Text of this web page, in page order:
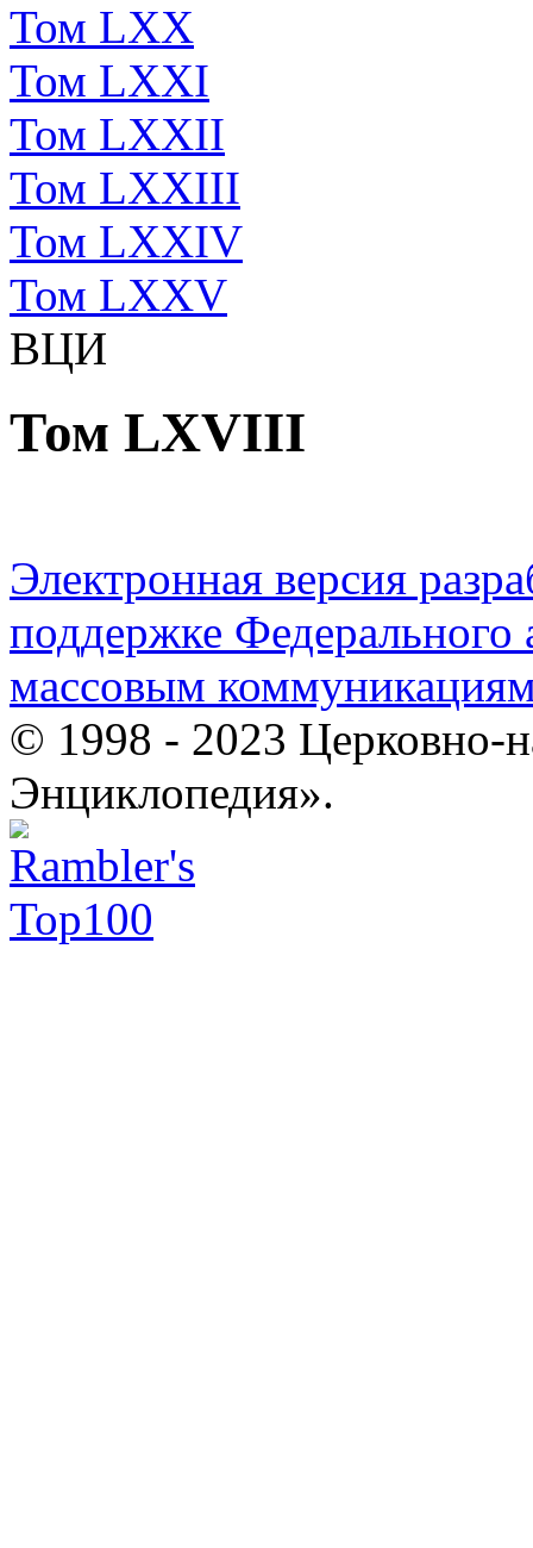
Том LXX
Том LXXI
Том LXXII
Том LXXIII
Том LXXIV
Том LXXV
ВЦИ
Том LXVIII
Электронная версия
поддержке Федерального
массовым
© 1998 - 2023 Церковно-
Энциклопедия».